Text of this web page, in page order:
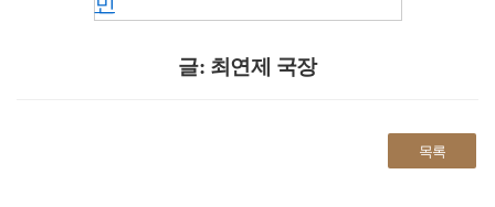
글: 최연제 국장
목록